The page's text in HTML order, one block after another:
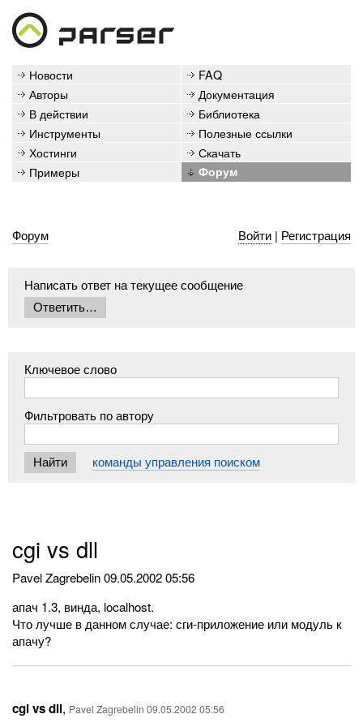
Новости
FAQ
Авторы
Документация
В действии
Библиотека
Инструменты
Полезные ссылки
Хостинги
Скачать
Примеры
Форум
Форум Войти| Регистрация
Написать ответ на текущее сообщение
Ключевое слово
Фильтровать по автору
команды управления поиском
cgi vs dll
Pavel Zagrebelin09.05.2002 05:56
апач 1.3, винда, localhost.
Что лучше в данном случае: сги-приложение или модуль к
апачу?
cgi vs dll, Pavel Zagrebelin 09.05.2002 05:56